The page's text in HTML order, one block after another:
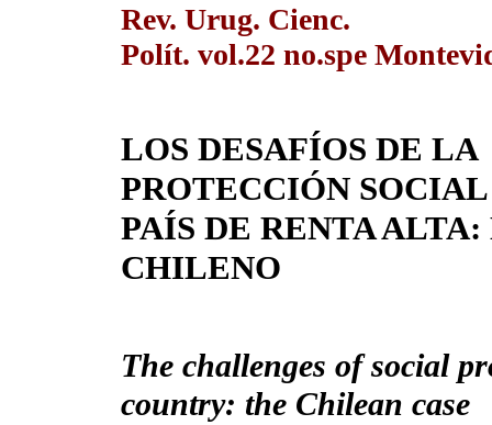
Rev. Urug. Cienc.
Polít. vol.22 no.spe
LOS DESAFÍOS DE LA
PROTECCIÓN
PAÍS DE RENTA ALTA:
CHILENO
The challenges of social
country: the Chilean case